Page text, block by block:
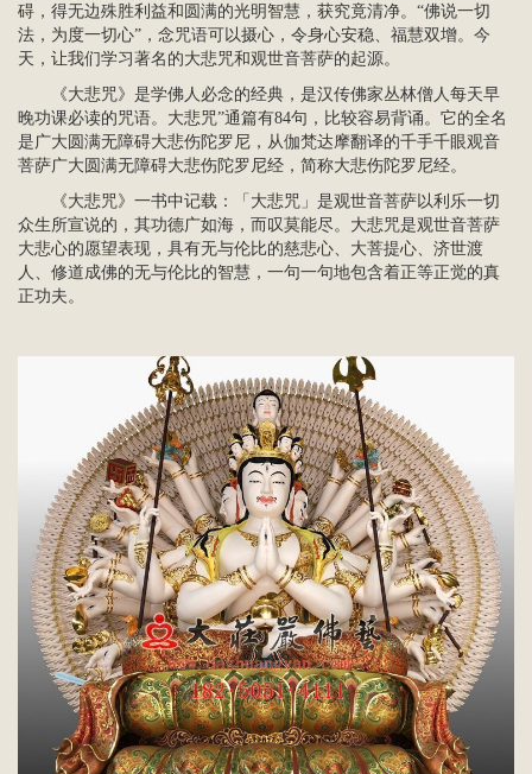
碍，得无边殊胜利益和圆满的光明智慧，获究竟清净。“佛说一切
法，为度一切心”，念咒语可以摄心，令身心安稳、福慧双增。今
天，让我们学习著名的大悲咒和观世音菩萨的起源。
《大悲咒》是学佛人必念的经典，是汉传佛家丛林僧人每天早
晚功课必读的咒语。大悲咒”通篇有84句，比较容易背诵。它的全名
是广大圆满无障碍大悲伤陀罗尼，从伽梵达摩翻译的千手千眼观音
菩萨广大圆满无障碍大悲伤陀罗尼经，简称大悲伤陀罗尼经。
《大悲咒》一书中记载：「大悲咒」是观世音菩萨以利乐一切
众生所宣说的，其功德广如海，而叹莫能尽。大悲咒是观世音菩萨
大悲心的愿望表现，具有无与伦比的慈悲心、大菩提心、济世渡
人、修道成佛的无与伦比的智慧，一句一句地包含着正等正觉的真
正功夫。